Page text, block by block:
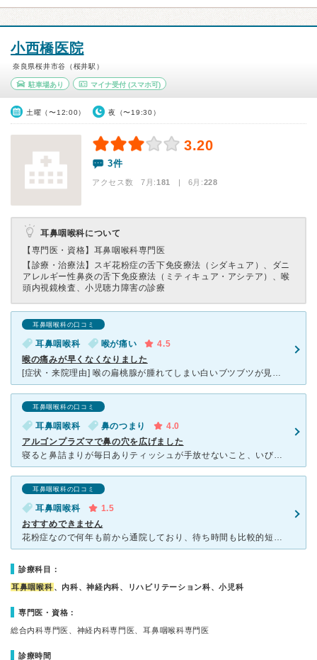
小西橋医院
奈良県桜井市谷（桜井駅）
駐車場あり マイナ受付(スマホ可)
土曜（〜12:00） 夜（〜19:30）
3.20
3件
アクセス数 7月:181 | 6月:228
耳鼻咽喉科について
【専門医・資格】 耳鼻咽喉科専門医
【診療・治療法】 スギ花粉症の舌下免疫療法（シダキュア）、ダニ
アレルギー性鼻炎の舌下免疫療法（ミティキュア・アシテア）、喉
頭内視鏡検査、小児聴力障害の診療
耳鼻咽喉科の口コミ
耳鼻咽喉科 喉が痛い
4.5
喉の痛みが早くなくなりました
[症状・来院理由] 喉の扁桃腺が腫れてしまい白いブツブツが見えていたので何かと思い診察にいきました。 又喉が締まる感じが続いていたので気になっていました。 [医師の診断・治療法] 先生がおっし
耳鼻咽喉科の口コミ
耳鼻咽喉科 鼻のつまり
4.0
アルゴンプラズマで鼻の穴を広げました
寝ると鼻詰まりが毎日ありティッシュが手放せないこと、いびきが酷いことから、おそらく鼻のアレルギーでいびきをかくんだろうな、と自分で判断し、レーザーで治療できると知って、こちらの病院が一番近かったので行
耳鼻咽喉科の口コミ
耳鼻咽喉科
1.5
おすすめできません
花粉症なので何年も前から通院しており、待ち時間も比較的短く、先生も物腰の柔らかい方でお気に入りの耳鼻咽喉科でした。 最近花粉症とは別の件で受診しました。 というのは、何年か前に風邪をこじらせた
診療科目：
耳鼻咽喉科 、内科、神経内科、リハビリテーション科、小児科
専門医・資格：
総合内科専門医、神経内科専門医、耳鼻咽喉科専門医
診療時間